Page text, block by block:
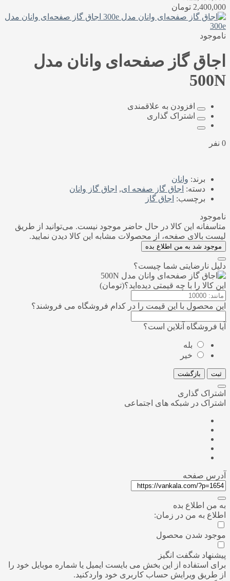
2,400,000 تومان
اجاق گاز صفحه‌ای وانان مدل
300e
ناموجود
اجاق گاز صفحه‌ای وانان مدل
500N
افزودن به علاقمندی
اشتراک گذاری
0 نفر
برند: وانان
دسته: اجاق گاز صفحه‌ ای, اجاق گاز وانان
برچسب: اجاق گاز
ناموجود
متاسفانه این کالا در حال حاضر موجود نیست. می‌توانید از طریق
لیست بالای صفحه، از محصولات مشابه این کالا دیدن نمایید.
موجود شد به من اطلاع بده
دلیل نارضایتی شما چیست؟
این کالا را با چه قیمتی دیده‌اید؟(تومان)
این محصول با این قیمت را در کدام فروشگاه می فروشند؟
آیا فروشگاه آنلاین است؟
بله
خیر
ثبت بازگشت
اشتراک گذاری
اشتراک در شبکه های اجتماعی
آدرس صفحه
به من اطلاع بده
اطلاع به من در زمان:
موجود شدن محصول
پیشنهاد شگفت انگیز
برای استفاده از این بخش می بایست ایمیل یا شماره موبایل خود را
از طریق ویرایش حساب کاربری خود واردکنید.